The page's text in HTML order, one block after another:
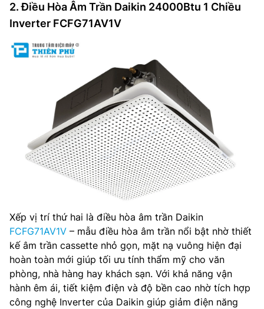
2. Điều Hòa Âm Trần Daikin 24000Btu 1 Chiều
Inverter FCFG71AV1V
Xếp vị trí thứ hai là điều hòa âm trần Daikin
FCFG71AV1V – mẫu điều hòa âm trần nổi bật nhờ thiết
kế âm trần cassette nhỏ gọn, mặt nạ vuông hiện đại
hoàn toàn mới giúp tối ưu tính thẩm mỹ cho văn
phòng, nhà hàng hay khách sạn. Với khả năng vận
hành êm ái, tiết kiệm điện và độ bền cao nhờ tích hợp
công nghệ Inverter của Daikin giúp giảm điện năng